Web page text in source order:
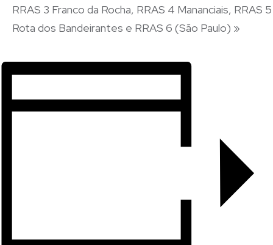
RRAS 3 Franco da Rocha, RRAS 4 Mananciais, RRAS 5
Rota dos Bandeirantes e RRAS 6 (São Paulo) »